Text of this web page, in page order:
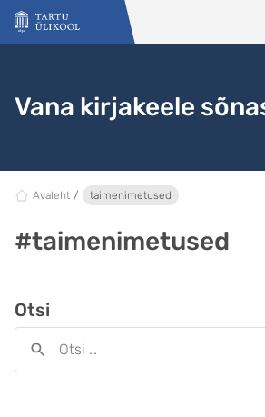
Liigu edasi põhisisu juurde
Vana kirjakeele
Avaleht taimenimetused
#taimenimetused
Otsi